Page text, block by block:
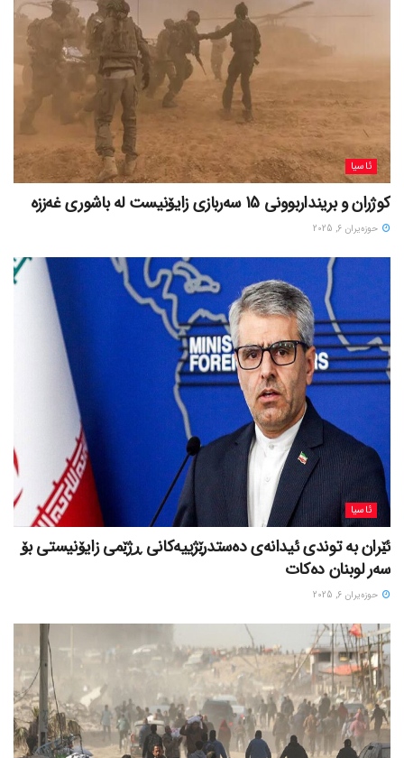
ئاسیا
کوژران و برینداربوونی 15 سەربازی زایۆنیست لە باشوری غەززە
حوزه‌یران 6, 2025
ئاسیا
ئێران بە توندی ئیدانەی دەستدرێژییەکانی ڕژێمی زایۆنیستی بۆ
سەر لوبنان دەکات
حوزه‌یران 6, 2025